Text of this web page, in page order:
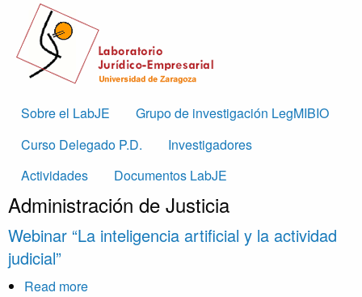
Skip to main content
Main
Sobre el LabJE
Grupo de investigación LegMIBIO
Curso Delegado P.D.
Investigadores
Actividades
Documentos LabJE
Administración de Justicia
Webinar “La inteligencia artificial y la actividad
judicial”
Read more